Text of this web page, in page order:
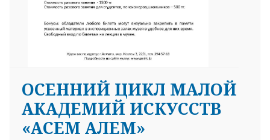
ОСЕННИЙ ЦИКЛ МАЛОЙ
АКАДЕМИЙ ИСКУССТВ
«АСЕМ АЛЕМ»